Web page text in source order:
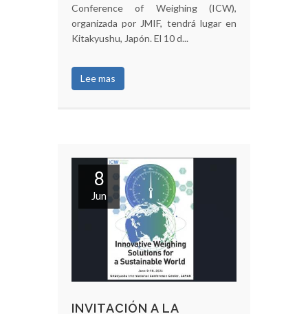
Conference of Weighing (ICW),
organizada por JMIF, tendrá lugar en
Kitakyushu, Japón. El 10 d...
Lee mas
8
Jun
INVITACIÓN A LA